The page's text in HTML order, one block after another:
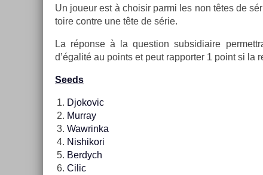
Un joueur est à choisir parmi les non têtes de
toire con­tre une tête de série.
La réponse à la ques­tion sub­sidiaire
d’égalité au points et peut rap­port­er 1 point si la
Seeds
Djokovic
Mur­ray
Waw­rinka
Nis­hikori
Be­rdych
Cilic